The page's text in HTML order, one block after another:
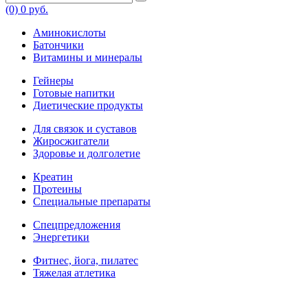
(0) 0 руб.
Аминокислоты
Батончики
Витамины и минералы
Гейнеры
Готовые напитки
Диетические продукты
Для связок и суставов
Жиросжигатели
Здоровье и долголетие
Креатин
Протеины
Специальные препараты
Спецпредложения
Энергетики
Фитнес, йога, пилатес
Тяжелая атлетика